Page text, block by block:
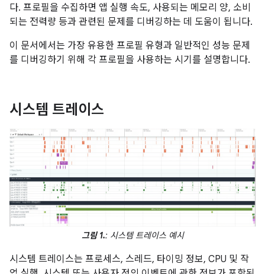
다. 프로필을 수집하면 앱 실행 속도, 사용되는 메모리 양, 소비
되는 전력량 등과 관련된 문제를 디버깅하는 데 도움이 됩니다.
이 문서에서는 가장 유용한 프로필 유형과 일반적인 성능 문제
를 디버깅하기 위해 각 프로필을 사용하는 시기를 설명합니다.
시스템 트레이스
그림 1.: 시스템 트레이스 예시
시스템 트레이스는 프로세스, 스레드, 타이밍 정보, CPU 및 작